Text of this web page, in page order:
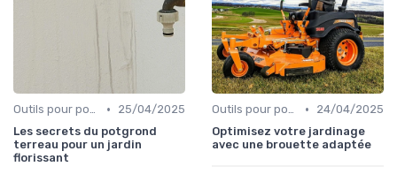
Outils pour potagers •
25/04/2025
Les secrets du potgrond
terreau pour un jardin
florissant
Outils pour potagers •
24/04/2025
Optimisez votre jardinage
avec une brouette adaptée